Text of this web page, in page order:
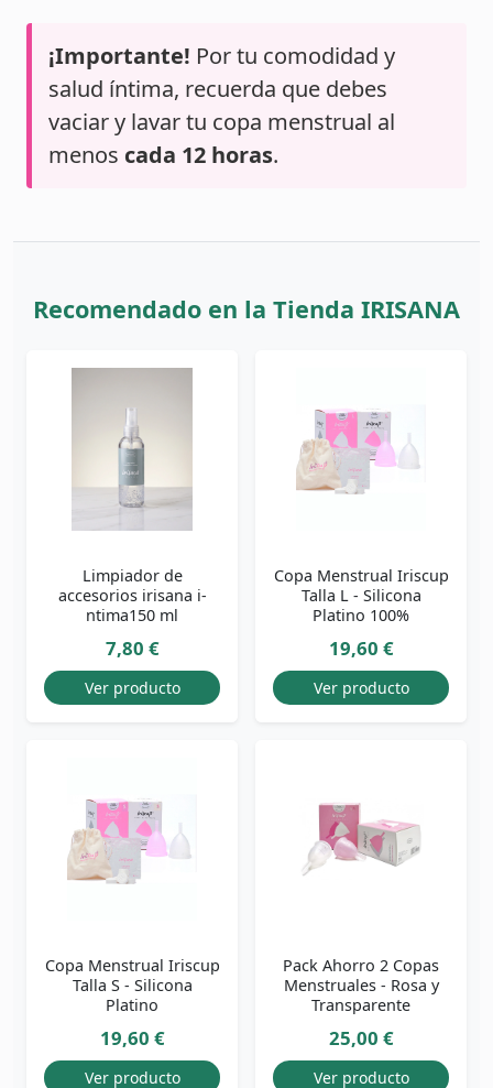
¡Importante! Por tu comodidad y
salud íntima, recuerda que debes
vaciar y lavar tu copa menstrual al
menos cada 12 horas.
Recomendado en la Tienda IRISANA
Limpiador de
accesorios irisana i­
ntima150 ml
7,80 €
Ver producto
Copa Menstrual Iriscup
Talla L - Silicona
Platino 100%
19,60 €
Ver producto
Copa Menstrual Iriscup
Talla S - Silicona
Platino
19,60 €
Ver producto
Pack Ahorro 2 Copas
Menstruales - Rosa y
Transparente
25,00 €
Ver producto